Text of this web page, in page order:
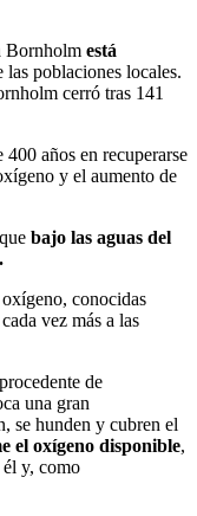
Bornholm está
poblaciones locales.
cerró tras 141
años en recuperarse
y el aumento de
bajo las aguas del
conocidas
vez más a las
procedente de
una gran
se hunden y cubren el
el oxígeno disponible,
él y, como